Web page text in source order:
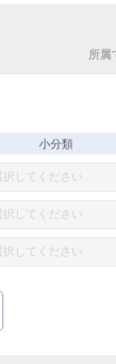
所属
小分類